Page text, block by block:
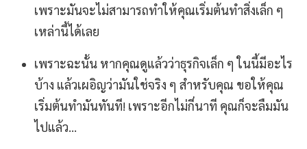
เพราะมันจะไม่สามารถทำให้คุณเริ่มต้นทำสิ่งเล็ก ๆ
เหล่านี้ได้เลย
เพราะฉะนั้น หากคุณดูแล้วว่าธุรกิจเล็ก ๆ ในนี้มีอะไร
บ้าง แล้วเผอิญว่ามันใช่จริง ๆ สำหรับคุณ ขอให้คุณ
เริ่มต้นทำมันทันที! เพราะอีกไม่กี่นาที คุณก็จะลืมมัน
ไปแล้ว…